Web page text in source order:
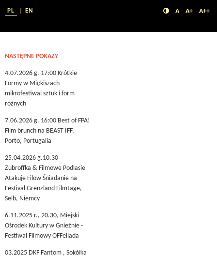
PL EN Kontrast
ACzcionka
A+ A++
NASTĘPNE POKAZY
4.07.2026 g. 17:00 Krótkie
Formy w Miękiszach -
mikrofestiwal sztuk i form
różnych
7.06.2026 g. 16:00 Best of FPA!
Film brunch na BEAST IFF,
Porto, Portugalia
25.04.2026 g.10.30
Zubroffka & Filmowe Podlasie
Atakuje Filow Śniadanie na
Festival Grenzland Filmtage,
Selb, Niemcy
6.11.2025 r., 20.30, Miejski
Ośrodek Kultury w Gnieźnie -
Festiwal Filmowy OFFeliada
03.2025 DKF Fantom , Sokółka